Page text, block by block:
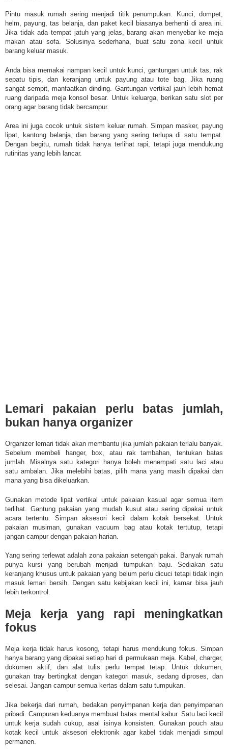
Pintu masuk rumah sering menjadi titik penumpukan. Kunci, dompet,
helm, payung, tas belanja, dan paket kecil biasanya berhenti di area ini.
Jika tidak ada tempat jatuh yang jelas, barang akan menyebar ke meja
makan atau sofa. Solusinya sederhana, buat satu zona kecil untuk
barang keluar masuk.
Anda bisa memakai nampan kecil untuk kunci, gantungan untuk tas, rak
sepatu tipis, dan keranjang untuk payung atau tote bag. Jika ruang
sangat sempit, manfaatkan dinding. Gantungan vertikal jauh lebih hemat
ruang daripada meja konsol besar. Untuk keluarga, berikan satu slot per
orang agar barang tidak bercampur.
Area ini juga cocok untuk sistem keluar rumah. Simpan masker, payung
lipat, kantong belanja, dan barang yang sering terlupa di satu tempat.
Dengan begitu, rumah tidak hanya terlihat rapi, tetapi juga mendukung
rutinitas yang lebih lancar.
Lemari pakaian perlu batas jumlah,
bukan hanya organizer
Organizer lemari tidak akan membantu jika jumlah pakaian terlalu banyak.
Sebelum membeli hanger, box, atau rak tambahan, tentukan batas
jumlah. Misalnya satu kategori hanya boleh menempati satu laci atau
satu ambalan. Jika melebihi batas, pilih mana yang masih dipakai dan
mana yang bisa dikeluarkan.
Gunakan metode lipat vertikal untuk pakaian kasual agar semua item
terlihat. Gantung pakaian yang mudah kusut atau sering dipakai untuk
acara tertentu. Simpan aksesori kecil dalam kotak bersekat. Untuk
pakaian musiman, gunakan vacuum bag atau kotak tertutup, tetapi
jangan campur dengan pakaian harian.
Yang sering terlewat adalah zona pakaian setengah pakai. Banyak rumah
punya kursi yang berubah menjadi tumpukan baju. Sediakan satu
keranjang khusus untuk pakaian yang belum perlu dicuci tetapi tidak ingin
masuk lemari bersih. Dengan satu kebijakan kecil ini, kamar bisa jauh
lebih terkontrol.
Meja kerja yang rapi meningkatkan
fokus
Meja kerja tidak harus kosong, tetapi harus mendukung fokus. Simpan
hanya barang yang dipakai setiap hari di permukaan meja. Kabel, charger,
dokumen aktif, dan alat tulis perlu tempat tetap. Untuk dokumen,
gunakan tray bertingkat dengan kategori masuk, sedang diproses, dan
selesai. Jangan campur semua kertas dalam satu tumpukan.
Jika bekerja dari rumah, bedakan penyimpanan kerja dan penyimpanan
pribadi. Campuran keduanya membuat batas mental kabur. Satu laci kecil
untuk kerja sudah cukup, asal isinya konsisten. Gunakan pouch atau
kotak kecil untuk aksesori elektronik agar kabel tidak menjadi simpul
permanen.